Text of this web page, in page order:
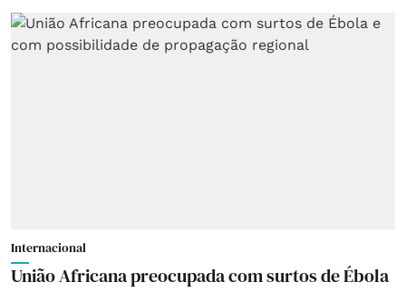
Internacional
União Africana preocupada com surtos de Ébola